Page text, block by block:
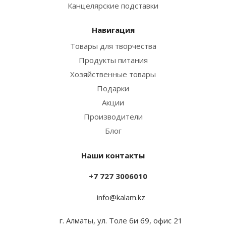
Канцелярские подставки
Навигация
Товары для творчества
Продукты питания
Хозяйственные товары
Подарки
Акции
Производители
Блог
Наши контакты
+7 727 3006010
info@kalam.kz
г. Алматы, ул. Толе би 69, офис 21